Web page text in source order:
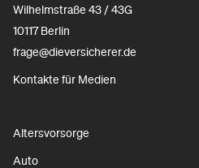
Wilhelmstraße 43 / 43G
10117 Berlin
frage@dieversicherer.de
Kontakte für Medien
Altersvorsorge
Auto